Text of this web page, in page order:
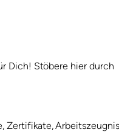
Dich! Stöbere hier durch